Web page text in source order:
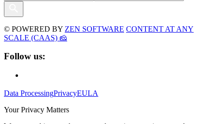
© POWERED BY ZEN SOFTWARE CONTENT AT ANY
SCALE (CAAS) 🧀
Follow us:
Data ProcessingPrivacyEULA
Your Privacy Matters